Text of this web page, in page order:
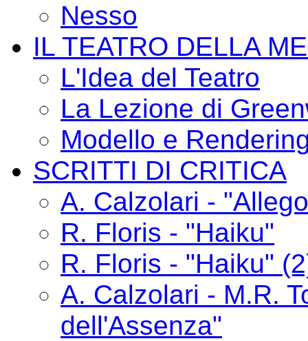
Nesso
IL TEATRO DELLA
L'Idea del Teatro
La Lezione di
Modello e
SCRITTI DI CRITICA
A. Calzolari -
R. Floris - "Haiku"
R. Floris - "Haiku"
A. Calzolari - M.R.
dell'Assenza"